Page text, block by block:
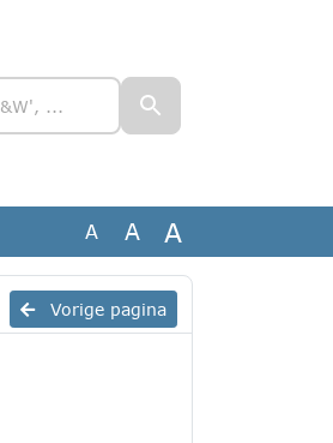
A A A
Vorige pagina